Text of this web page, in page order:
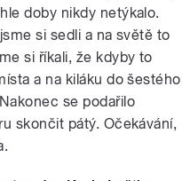
doby nikdy netýkalo.
si sedli a na světě to
si říkali, že kdyby to
a na kiláku do šestého
se podařilo
skončit pátý. Očekávání,